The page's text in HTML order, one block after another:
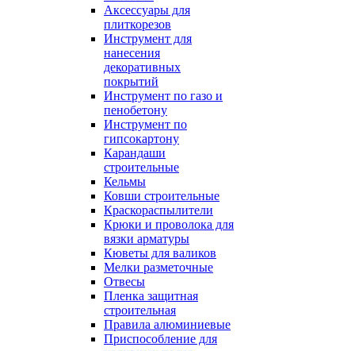
Аксессуары для
плиткорезов
Инструмент для
нанесения
декоративных
покрытий
Инструмент по газо и
пенобетону
Инструмент по
гипсокартону
Карандаши
строительные
Кельмы
Ковши строительные
Краскораспылители
Крюки и проволока для
вязки арматуры
Кюветы для валиков
Мелки разметочные
Отвесы
Пленка защитная
строительная
Правила алюминиевые
Приспособление для